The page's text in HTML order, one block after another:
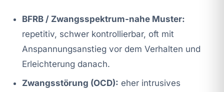
BFRB / Zwangsspektrum-nahe Muster:
repetitiv, schwer kontrollierbar, oft mit
Anspannungsanstieg vor dem Verhalten und
Erleichterung danach.
Zwangsstörung (OCD): eher intrusives